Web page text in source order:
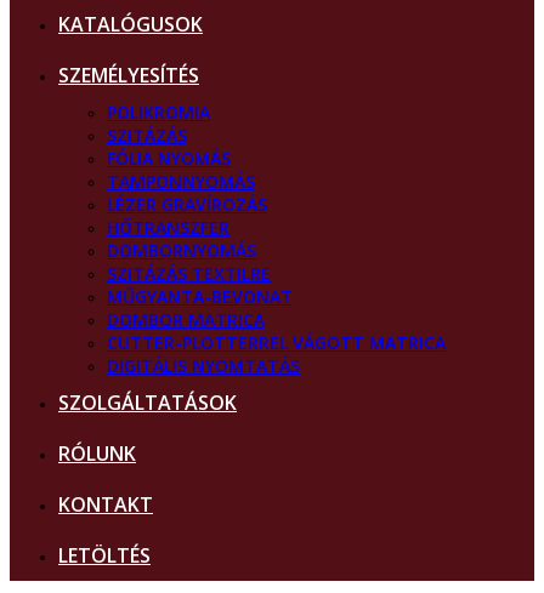
KATALÓGUSOK
SZEMÉLYESÍTÉS
POLIKROMIA
SZITÁZÁS
FÓLIA NYOMÁS
TAMPONNYOMÁS
LÉZER GRAVÍROZÁS
HŐTRANSZFER
DOMBORNYOMÁS
SZITÁZÁS TEXTILRE
MŰGYANTA-BEVONAT
DOMBOR MATRICA
CUTTER-PLOTTERREL VÁGOTT MATRICA
DIGITÁLIS NYOMTATÁS
SZOLGÁLTATÁSOK
RÓLUNK
KONTAKT
LETÖLTÉS